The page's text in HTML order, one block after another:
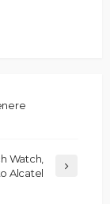
Watch,
Alcatel